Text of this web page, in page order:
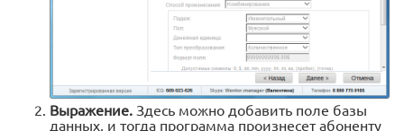
Выражение. Здесь можно добавить поле базы
данных, и тогда программа произнесет абоненту